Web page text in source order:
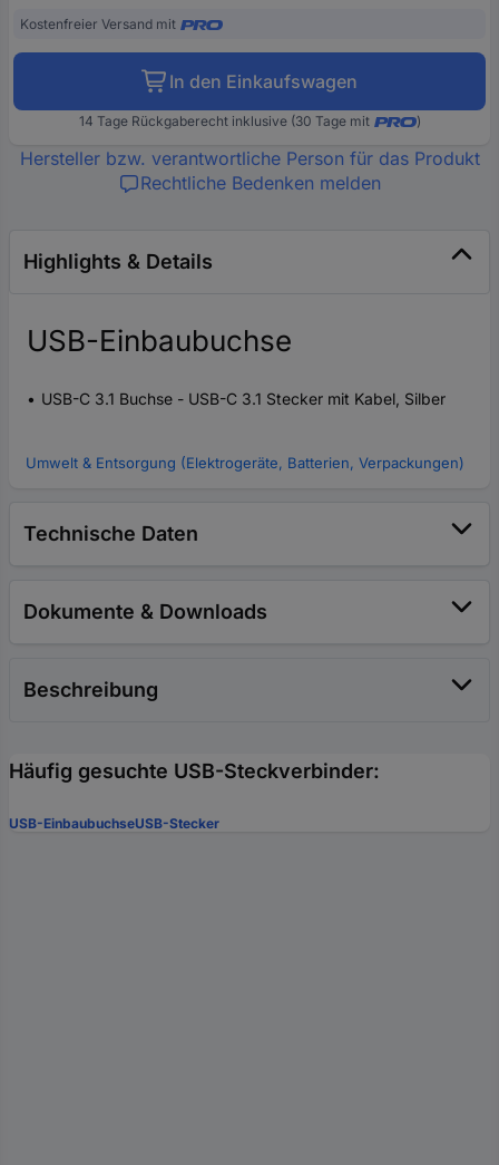
Kostenfreier Versand mit
In den Einkaufswagen
14 Tage Rückgaberecht inklusive (30 Tage mit )
Hersteller bzw. verantwortliche Person für das Produkt
Rechtliche Bedenken melden
Highlights & Details
USB-Einbaubuchse
USB-C 3.1 Buchse - USB-C 3.1 Stecker mit Kabel, Silber
Umwelt & Entsorgung (Elektrogeräte, Batterien, Verpackungen)
Technische Daten
Dokumente & Downloads
Beschreibung
Häufig gesuchte USB-Steckverbinder:
USB-EinbaubuchseUSB-Stecker